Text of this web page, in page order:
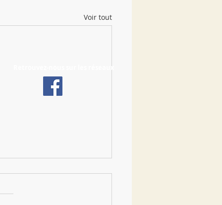
Voir tout
Retrouvez-nous sur les réseaux